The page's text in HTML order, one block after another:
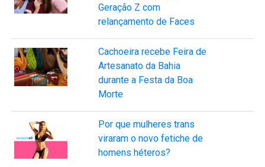
Geração Z com
relançamento de Faces
Cachoeira recebe Feira de
Artesanato da Bahia
durante a Festa da Boa
Morte
Por que mulheres trans
viraram o novo fetiche de
homens héteros?